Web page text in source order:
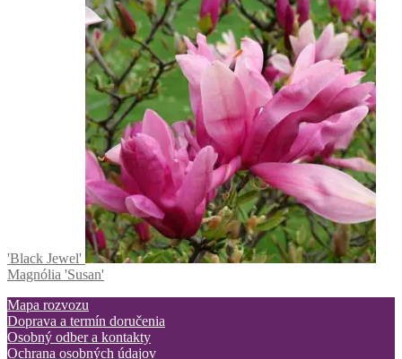
'Black Jewel'
Magnólia 'Susan'
Mapa rozvozu
Doprava a termín doručenia
Osobný odber a kontakty
Ochrana osobných údajov